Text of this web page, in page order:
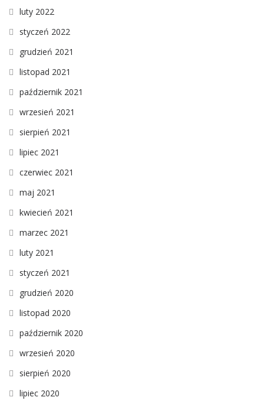
luty 2022
styczeń 2022
grudzień 2021
listopad 2021
październik 2021
wrzesień 2021
sierpień 2021
lipiec 2021
czerwiec 2021
maj 2021
kwiecień 2021
marzec 2021
luty 2021
styczeń 2021
grudzień 2020
listopad 2020
październik 2020
wrzesień 2020
sierpień 2020
lipiec 2020